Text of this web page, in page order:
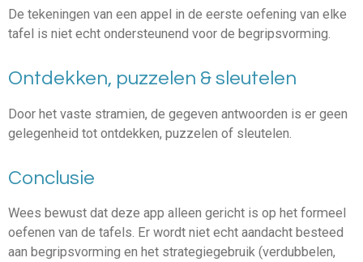
De tekeningen van een appel in de eerste oefening van elke
tafel is niet echt ondersteunend voor de begripsvorming.
Ontdekken, puzzelen & sleutelen
Door het vaste stramien, de gegeven antwoorden is er geen
gelegenheid tot ontdekken, puzzelen of sleutelen.
Conclusie
Wees bewust dat deze app alleen gericht is op het formeel
oefenen van de tafels. Er wordt niet echt aandacht besteed
aan begripsvorming en het strategiegebruik (verdubbelen,